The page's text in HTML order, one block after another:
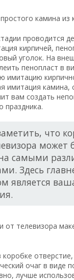
камина из
проводится
кирпичей,
уголок. На
пенопласт в
имитацию
имитация камина,
вам создать
праздника.
что
может
самыми
Здесь
является
от телевизора
очаг в виде
лучше